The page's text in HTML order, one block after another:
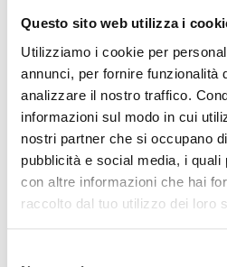
Questo sito web utilizza i
Utilizziamo i cookie per
annunci, per fornire funzionalità
analizzare il nostro traffico.
informazioni sul modo in cui
nostri partner che si occupano
pubblicità e social media, i quali
con altre informazioni che hai
raccolto dal tuo utilizzo dei loro
LoRaWAN, come soluzione
raggiungibilità e
gestione efficiente della
idrico affidabile e ad una
perdite”.
Frutto della partnership tra
nuova soluzione Internet of
Things UniZenner Meter